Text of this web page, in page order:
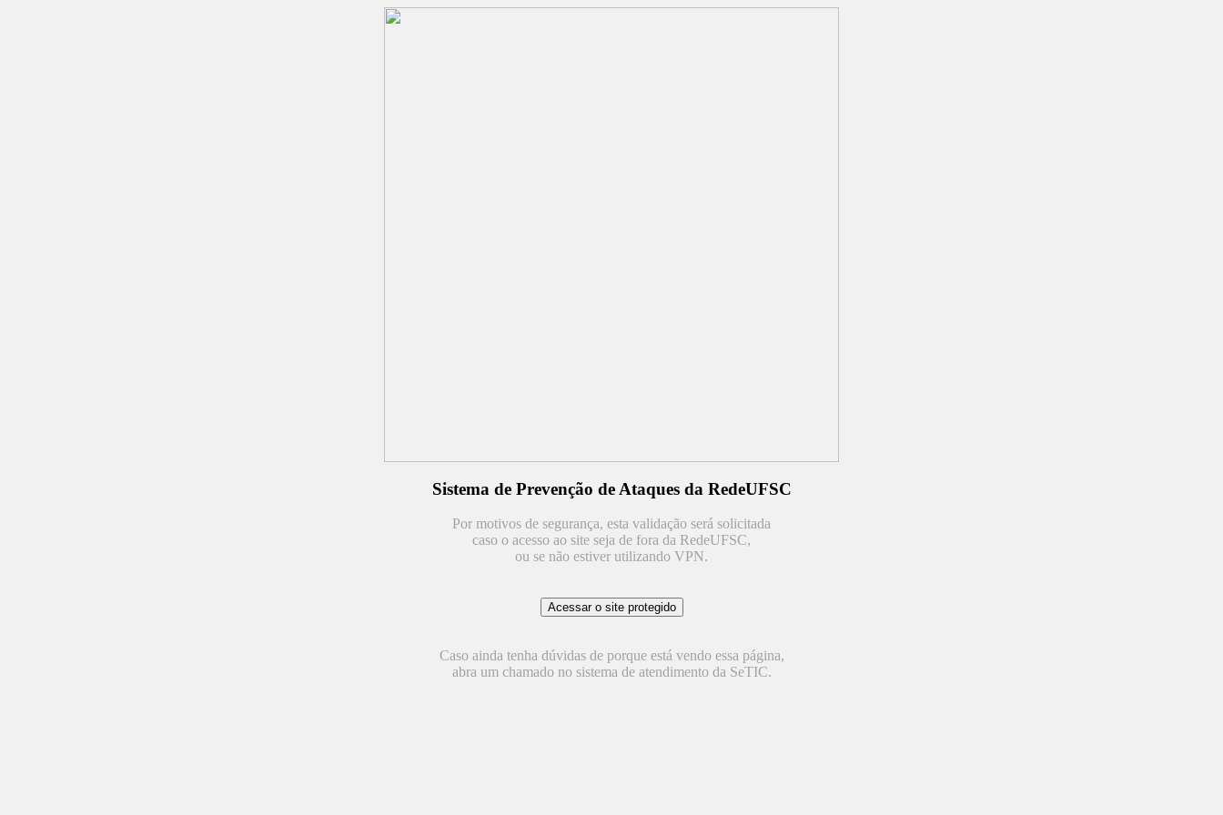
Sistema de Prevenção de Ataques da RedeUFSC
Por motivos de segurança, esta validação será solicitada
caso o acesso ao site seja de fora da RedeUFSC,
ou se não estiver utilizando VPN.
Caso ainda tenha dúvidas de porque está vendo essa página,
abra um chamado no sistema de atendimento da SeTIC.